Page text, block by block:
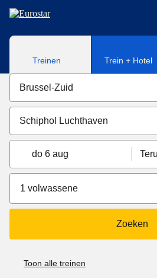
Naar hoofdinhoud
Treinen Trein + Hotel
do 6 aug
1 volwassene
Zoeken
Toon alle treinen